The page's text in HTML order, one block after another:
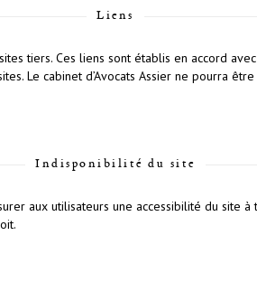
Liens
tiers. Ces liens sont établis en accord
Le cabinet d’Avocats Assier ne pourra
Indisponibilité du site
aux utilisateurs une accessibilité du site